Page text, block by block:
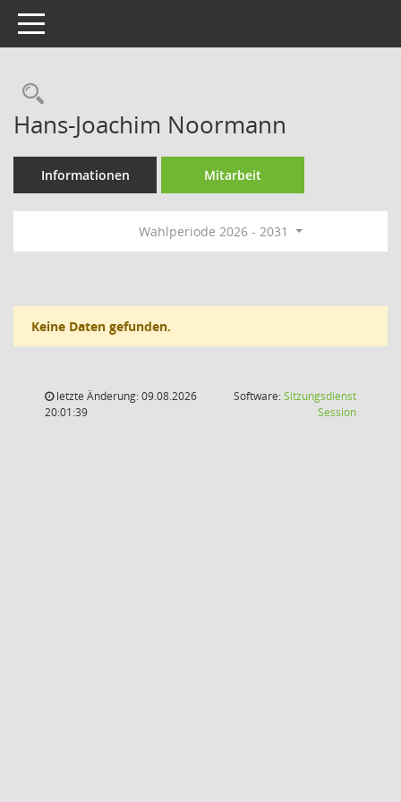
Toggle navigation
Rechercheauswahl
Hans-Joachim Noormann
Informationen Mitarbeit
Wahlperiode 2026 - 2031
Keine Daten gefunden.
letzte Änderung: 09.08.2026
20:01:39
Software:Sitzungsdienst
Session(Wird in